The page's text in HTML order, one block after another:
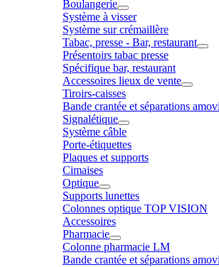
Boulangerie
Système à visser
Système sur crémaillère
Tabac, presse - Bar, restaurant
Présentoirs tabac presse
Spécifique bar, restaurant
Accessoires lieux de vente
Tiroirs-caisses
Bande crantée et séparations
Signalétique
Système câble
Porte-étiquettes
Plaques et supports
Cimaises
Optique
Supports lunettes
Colonnes optique TOP VISION
Accessoires
Pharmacie
Colonne pharmacie LM
Bande crantée et séparations